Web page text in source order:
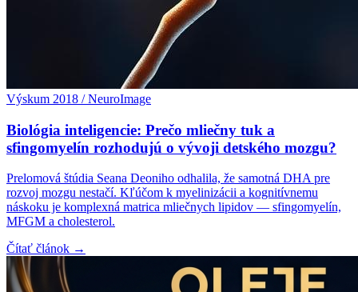
Výskum 2018 / NeuroImage
Biológia inteligencie: Prečo mliečny tuk a
sfingomyelín rozhodujú o vývoji detského mozgu?
Prelomová štúdia Seana Deoniho odhalila, že samotná DHA pre
rozvoj mozgu nestačí. Kľúčom k myelinizácii a kognitívnemu
náskoku je komplexná matrica mliečnych lipidov — sfingomyelín,
MFGM a cholesterol.
Čítať článok →